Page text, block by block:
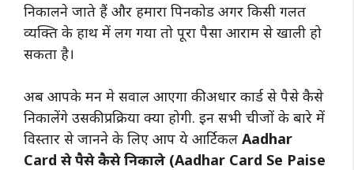
निकालने जाते हैं और हमारा पिनकोड अगर किसी गलत
व्यक्ति के हाथ में लग गया तो पूरा पैसा आराम से खाली हो
सकता है।
अब आपके मन मे सवाल आएगा की अधार कार्ड से पैसे कैसे
निकालेंगे उसकी प्रक्रिया क्या होगी. इन सभी चीजों के बारे में
विस्तार से जानने के लिए आप ये आर्टिकल Aadhar
Card से पैसे कैसे निकाले (Aadhar Card Se Paise